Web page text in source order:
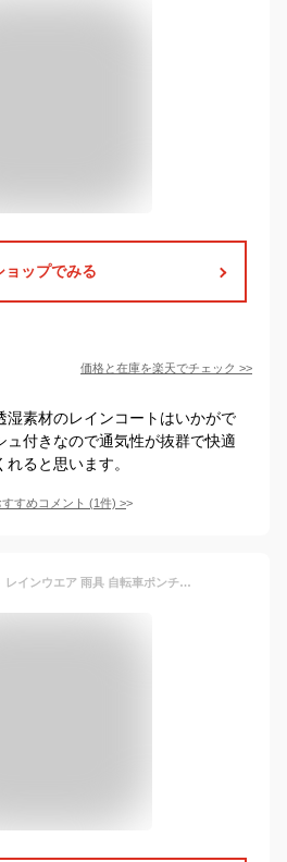
ョップでみる
価格と在庫を楽天でチェック >>
湿素材のレインコートはいかがで
ュ付きなので通気性が抜群で快適
ると思います。
すめコメント (1件) >
Caloics レインコート レインウエア 雨具 自転車ポンチョレインポンチョ 軽量 オシャレ男女通用 通学 通勤 旅行 撥水 速乾 収納便利（ベージュカーキ）